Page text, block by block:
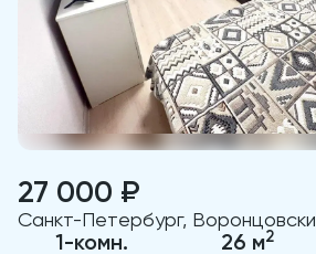
27 000 ₽
Санкт-Петербург,
1-комн. 26 м2